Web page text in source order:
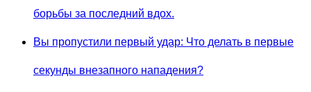
борьбы за последний вдох.
Вы пропустили первый удар: Что делать в первые
секунды внезапного нападения?